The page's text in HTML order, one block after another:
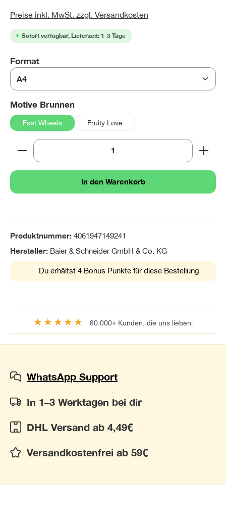
Preise inkl. MwSt. zzgl. Versandkosten
Sofort verfügbar, Lieferzeit: 1-3 Tage
Formatauswählen
Motive Brunnenauswählen
Fast Wheels Fruity Love
Produkt Anzahl: Gib den gewünschten Wert ein
In den Warenkorb
Produktnummer: 4061947149241
Hersteller: Baier & Schneider GmbH & Co. KG
Du erhältst 4 Bonus Punkte für diese Bestellung
★★★★★ 80.000+ Kunden, die uns lieben.
WhatsApp Support
In 1–3 Werktagen bei dir
DHL Versand ab 4,49€
Versandkostenfrei ab 59€